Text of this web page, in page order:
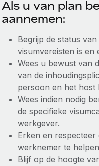
Als u van plan
aannemen:
Begrijp de status
visumvereisten is en
Wees u bewust van
van de
persoon en het host
Wees indien nodig
de specifieke
werkgever.
Erken en respecteer
werknemer te
Blijf op de hoogte